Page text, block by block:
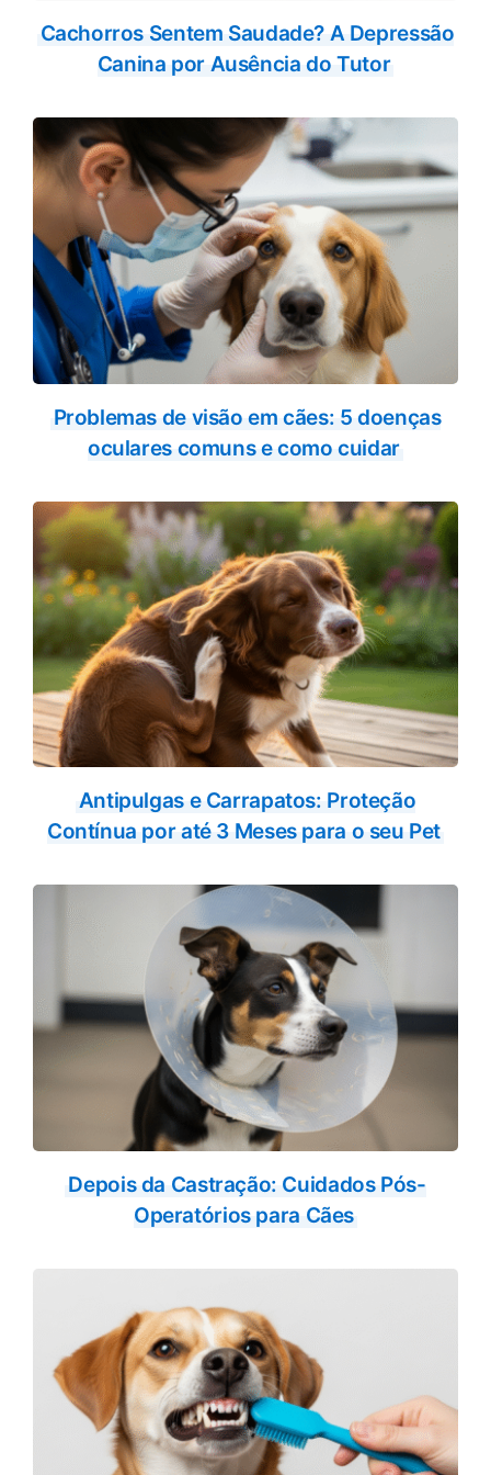
Cachorros Sentem Saudade? A Depressão
Canina por Ausência do Tutor
Problemas de visão em cães: 5 doenças
oculares comuns e como cuidar
Antipulgas e Carrapatos: Proteção
Contínua por até 3 Meses para o seu Pet
Depois da Castração: Cuidados Pós-
Operatórios para Cães